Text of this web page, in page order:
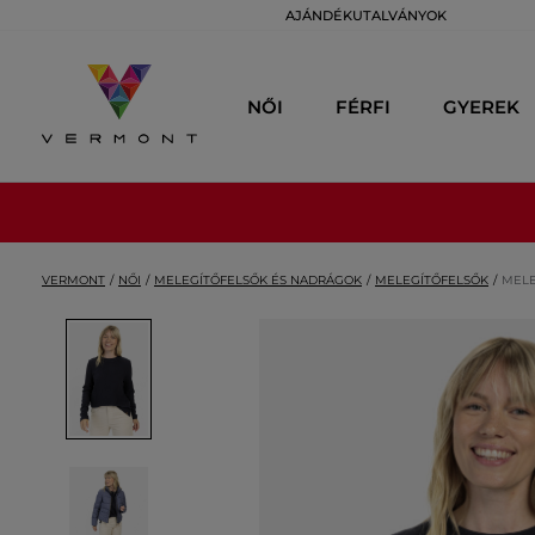
AJÁNDÉKUTALVÁNYOK
NŐI FÉRFI GYEREK
VERMONT NŐI MELEGÍTŐFELSŐK ÉS NADRÁGOK MELEGÍTŐFELSŐK